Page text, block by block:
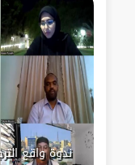
ندوة واقع